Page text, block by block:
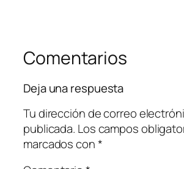
Comentarios
Deja una respuesta
Tu dirección de correo
publicada. Los campos
marcados con*